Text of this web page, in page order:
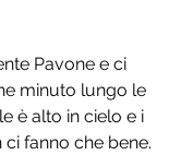
Pavone e ci
minuto lungo le
è alto in cielo e i
fanno che bene.